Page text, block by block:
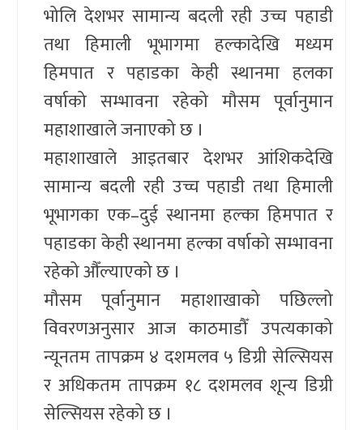
भोलि देशभर सामान्य बदली रही उच्च पहाडी
तथा हिमाली भूभागमा हल्कादेखि मध्यम
हिमपात र पहाडका केही स्थानमा हलका
वर्षाको सम्भावना रहेको मौसम पूर्वानुमान
महाशाखाले जनाएको छ ।
महाशाखाले आइतबार देशभर आंशिकदेखि
सामान्य बदली रही उच्च पहाडी तथा हिमाली
भूभागका एक–दुई स्थानमा हल्का हिमपात र
पहाडका केही स्थानमा हल्का वर्षाको सम्भावना
रहेको औँल्याएको छ ।
मौसम पूर्वानुमान महाशाखाको पछिल्लो
विवरणअनुसार आज काठमाडौँ उपत्यकाको
न्यूनतम तापक्रम ४ दशमलव ५ डिग्री सेल्सियस
र अधिकतम तापक्रम १८ दशमलव शून्य डिग्री
सेल्सियस रहेको छ ।